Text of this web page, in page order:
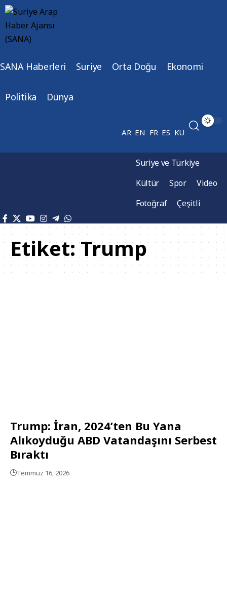
SANA Haberleri Suriye Orta Doğu Ekonomi
Politika Dünya
AR EN FR ES KU
Suriye ve Türkiye
Kültür
Spor
Video
Fotoğraf
Çeşitli
Etiket:Trump
Trump: İran, 2024’ten Bu Yana
Alıkoyduğu ABD Vatandaşını Serbest
Bıraktı
Temmuz 16, 2026